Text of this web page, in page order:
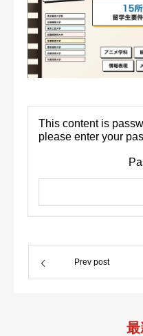
This content is
please enter your
Prev post
最
合格案例
校区地址